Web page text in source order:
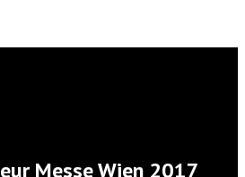
Messe Wien 2017